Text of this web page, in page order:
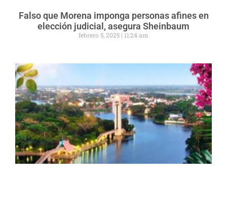
Falso que Morena imponga personas afines en
elección judicial, asegura Sheinbaum
febrero 5, 2025 11:24 am